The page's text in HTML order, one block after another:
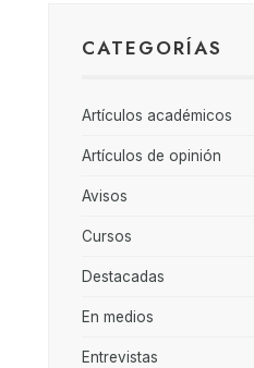
CATEGORÍAS
Artículos académicos
Artículos de opinión
Avisos
Cursos
Destacadas
En medios
Entrevistas